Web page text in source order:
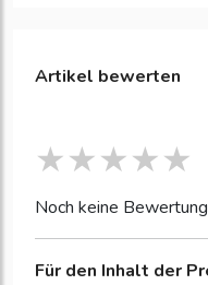
Artikel bewerten
Noch keine
Für den Inhalt der